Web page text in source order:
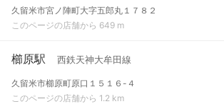
久留米市宮ノ陣町大字五郎丸１７８２
このページの店舗から 649 m
櫛原駅 西鉄天神大牟田線
久留米市櫛原町原口１５１６-４
このページの店舗から 1.2 km